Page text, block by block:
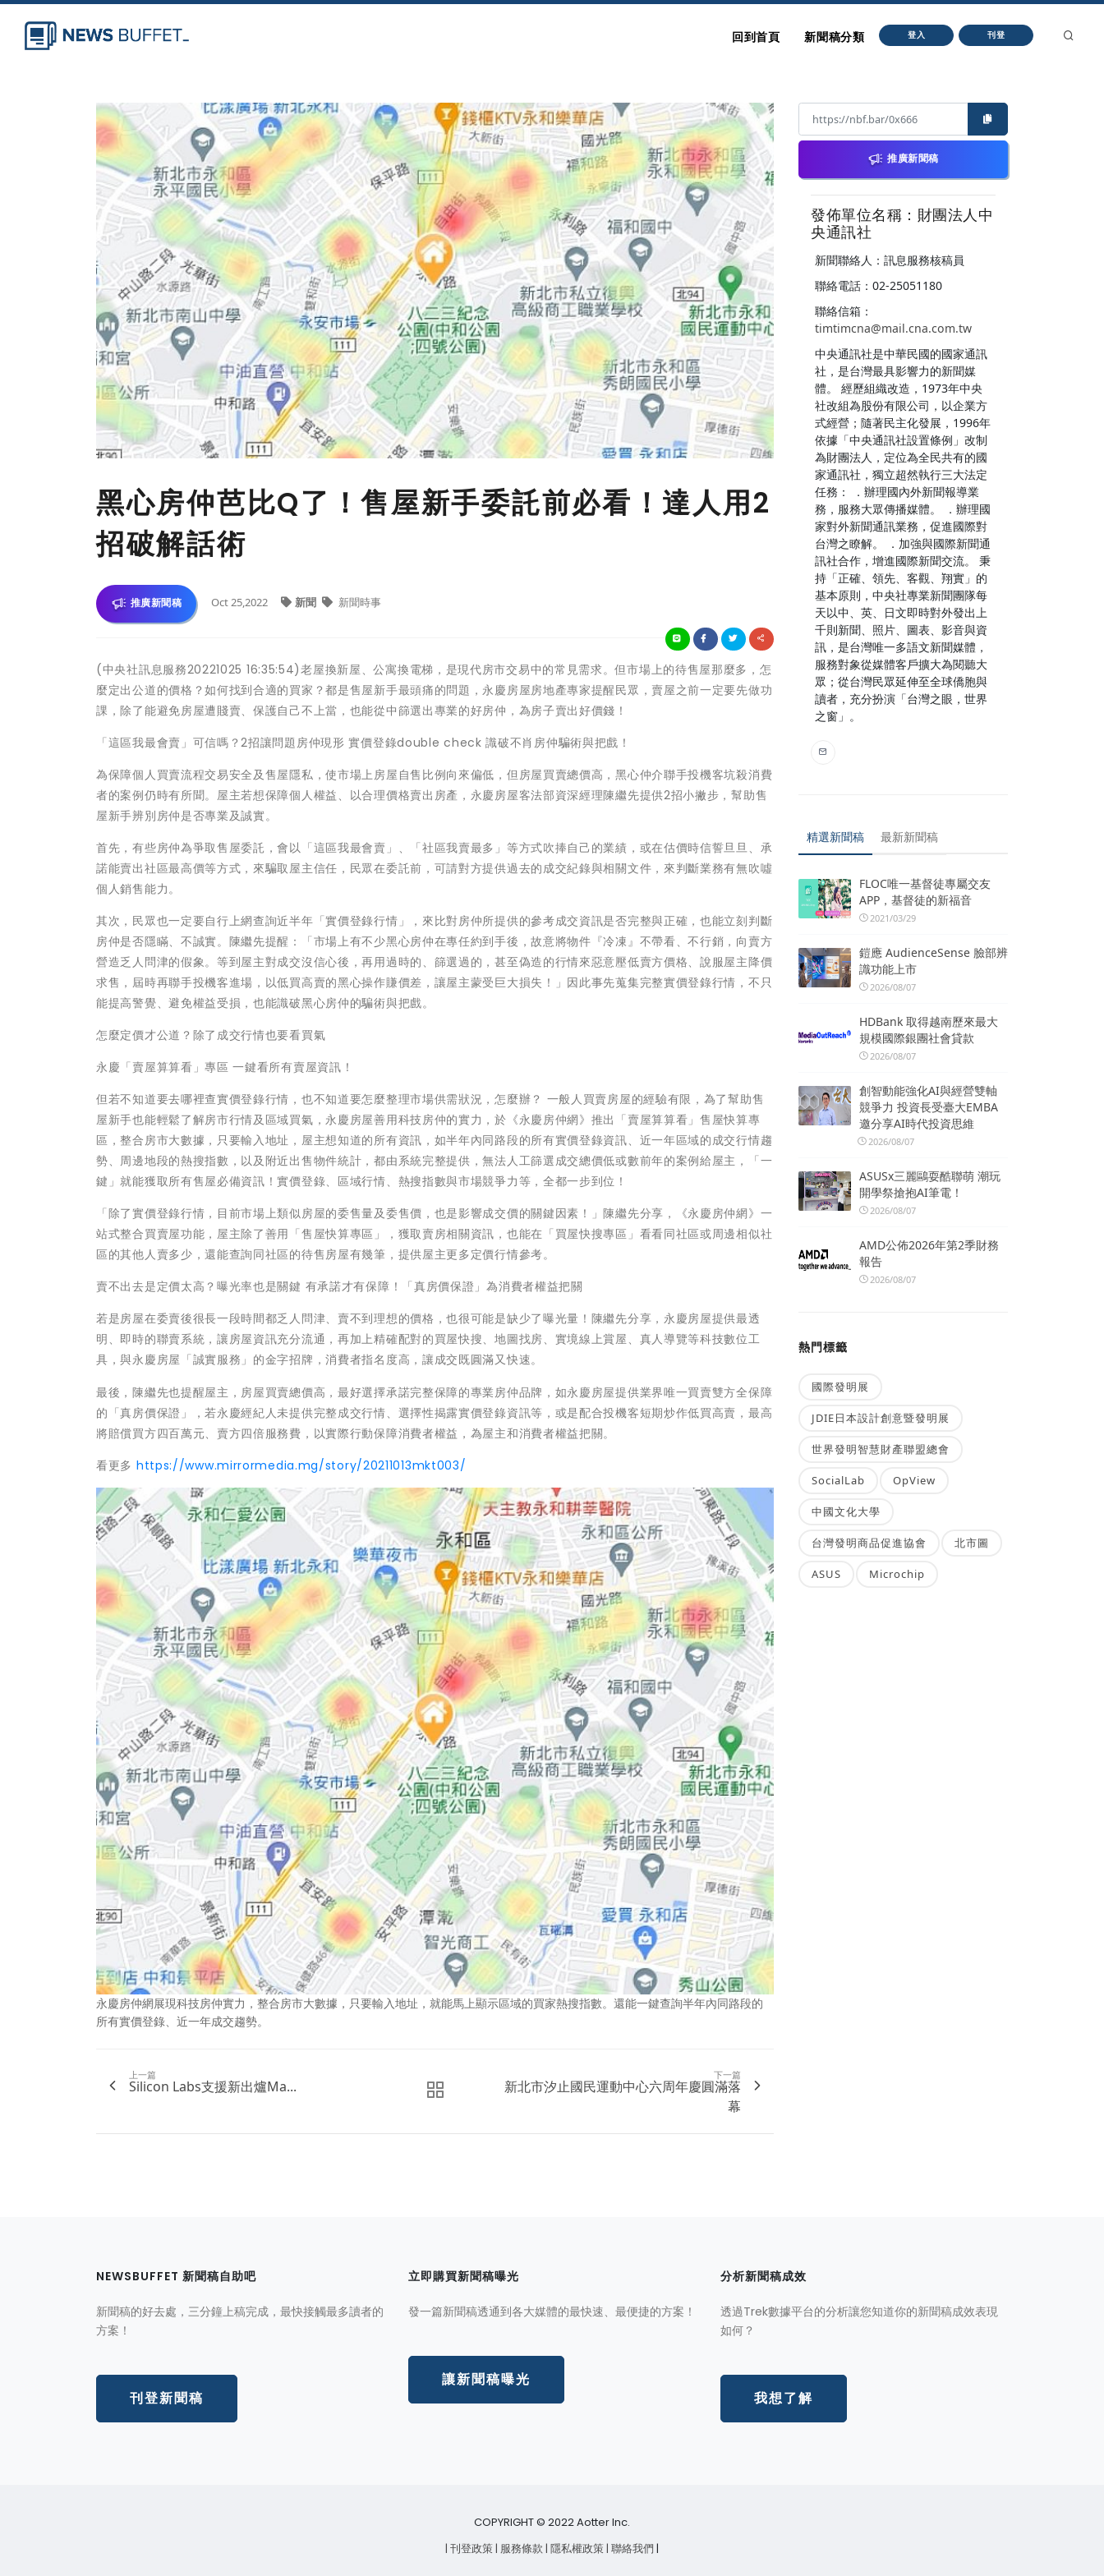
回到首頁 新聞稿分類 登入 刊登
黑心房仲芭比Q了！售屋新手委託前必看！達人用2
招破解話術
推廣新聞稿 Oct 25,2022 新聞 新聞時事
(中央社訊息服務20221025 16:35:54)老屋換新屋、公寓換電梯，是現代房市交易中的常見需求。但市場上的待售屋那麼多，怎
麼定出公道的價格？如何找到合適的買家？都是售屋新手最頭痛的問題，永慶房屋房地產專家提醒民眾，賣屋之前一定要先做功
課，除了能避免房屋遭賤賣、保護自己不上當，也能從中篩選出專業的好房仲，為房子賣出好價錢！
「這區我最會賣」可信嗎？2招讓問題房仲現形 實價登錄double check 識破不肖房仲騙術與把戲！
為保障個人買賣流程交易安全及售屋隱私，使市場上房屋自售比例向來偏低，但房屋買賣總價高，黑心仲介聯手投機客坑殺消費
者的案例仍時有所聞。屋主若想保障個人權益、以合理價格賣出房產，永慶房屋客法部資深經理陳繼先提供2招小撇步，幫助售
屋新手辨別房仲是否專業及誠實。
首先，有些房仲為爭取售屋委託，會以「這區我最會賣」、「社區我賣最多」等方式吹捧自己的業績，或在估價時信誓旦旦、承
諾能賣出社區最高價等方式，來騙取屋主信任，民眾在委託前，可請對方提供過去的成交紀錄與相關文件，來判斷業務有無吹噓
個人銷售能力。
其次，民眾也一定要自行上網查詢近半年「實價登錄行情」，來比對房仲所提供的參考成交資訊是否完整與正確，也能立刻判斷
房仲是否隱瞞、不誠實。陳繼先提醒：「市場上有不少黑心房仲在專任約到手後，故意將物件『冷凍』不帶看、不行銷，向賣方
營造乏人問津的假象。等到屋主對成交沒信心後，再用過時的、篩選過的，甚至偽造的行情來惡意壓低賣方價格、說服屋主降價
求售，屆時再聯手投機客進場，以低買高賣的黑心操作賺價差，讓屋主蒙受巨大損失！」因此事先蒐集完整實價登錄行情，不只
能提高警覺、避免權益受損，也能識破黑心房仲的騙術與把戲。
怎麼定價才公道？除了成交行情也要看買氣
永慶「賣屋算算看」專區 一鍵看所有賣屋資訊！
但若不知道要去哪裡查實價登錄行情，也不知道要怎麼整理市場供需狀況，怎麼辦？ 一般人買賣房屋的經驗有限，為了幫助售
屋新手也能輕鬆了解房市行情及區域買氣，永慶房屋善用科技房仲的實力，於《永慶房仲網》推出「賣屋算算看」售屋快算專
區，整合房市大數據，只要輸入地址，屋主想知道的所有資訊，如半年內同路段的所有實價登錄資訊、近一年區域的成交行情趨
勢、周邊地段的熱搜指數，以及附近出售物件統計，都由系統完整提供，無法人工篩選成交總價低或數前年的案例給屋主，「一
鍵」就能獲取所有售屋必備資訊！實價登錄、區域行情、熱搜指數與市場競爭力等，全都一步到位！
「除了實價登錄行情，目前市場上類似房屋的委售量及委售價，也是影響成交價的關鍵因素！」陳繼先分享，《永慶房仲網》一
站式整合買賣屋功能，屋主除了善用「售屋快算專區」，獲取賣房相關資訊，也能在「買屋快搜專區」看看同社區或周邊相似社
區的其他人賣多少，還能查詢同社區的待售房屋有幾筆，提供屋主更多定價行情參考。
賣不出去是定價太高？曝光率也是關鍵 有承諾才有保障！「真房價保證」為消費者權益把關
若是房屋在委賣後很長一段時間都乏人問津、賣不到理想的價格，也很可能是缺少了曝光量！陳繼先分享，永慶房屋提供最透
明、即時的聯賣系統，讓房屋資訊充分流通，再加上精確配對的買屋快搜、地圖找房、實境線上賞屋、真人導覽等科技數位工
具，與永慶房屋「誠實服務」的金字招牌，消費者指名度高，讓成交既圓滿又快速。
最後，陳繼先也提醒屋主，房屋買賣總價高，最好選擇承諾完整保障的專業房仲品牌，如永慶房屋提供業界唯一買賣雙方全保障
的「真房價保證」，若永慶經紀人未提供完整成交行情、選擇性揭露實價登錄資訊等，或是配合投機客短期炒作低買高賣，最高
將賠償買方四百萬元、賣方四倍服務費，以實際行動保障消費者權益，為屋主和消費者權益把關。
看更多 https://www.mirrormedia.mg/story/20211013mkt003/
永慶房仲網展現科技房仲實力，整合房市大數據，只要輸入地址，就能馬上顯示區域的買家熱搜指數。還能一鍵查詢半年內同路段的
所有實價登錄、近一年成交趨勢。
上一篇
Silicon Labs支援新出爐Ma...
下一篇
新北市汐止國民運動中心六周年慶圓滿落
幕
推廣新聞稿
發佈單位名稱：財團法人中
央通訊社
新聞聯絡人：訊息服務核稿員
聯絡電話：02-25051180
聯絡信箱：
timtimcna@mail.cna.com.tw
中央通訊社是中華民國的國家通訊
社，是台灣最具影響力的新聞媒
體。 經歷組織改造，1973年中央
社改組為股份有限公司，以企業方
式經營；隨著民主化發展，1996年
依據「中央通訊社設置條例」改制
為財團法人，定位為全民共有的國
家通訊社，獨立超然執行三大法定
任務： ．辦理國內外新聞報導業
務，服務大眾傳播媒體。 ．辦理國
家對外新聞通訊業務，促進國際對
台灣之瞭解。 ．加強與國際新聞通
訊社合作，增進國際新聞交流。 秉
持「正確、領先、客觀、翔實」的
基本原則，中央社專業新聞團隊每
天以中、英、日文即時對外發出上
千則新聞、照片、圖表、影音與資
訊，是台灣唯一多語文新聞媒體，
服務對象從媒體客戶擴大為閱聽大
眾；從台灣民眾延伸至全球僑胞與
讀者，充分扮演「台灣之眼，世界
之窗」。
精選新聞稿 最新新聞稿
FLOC唯一基督徒專屬交友
APP，基督徒的新福音
2021/03/29
鎧應 AudienceSense 臉部辨
識功能上市
2026/08/07
HDBank 取得越南歷來最大
規模國際銀團社會貸款
2026/08/07
創智動能強化AI與經營雙軸
競爭力 投資長受臺大EMBA
邀分享AI時代投資思維
2026/08/07
ASUSx三麗鷗耍酷聯萌 潮玩
開學祭搶抱AI筆電！
2026/08/07
AMD公佈2026年第2季財務
報告
2026/08/07
熱門標籤
國際發明展
JDIE日本設計創意暨發明展
世界發明智慧財產聯盟總會
SocialLab OpView
中國文化大學
台灣發明商品促進協會 北市圖
ASUS Microchip
NEWSBUFFET 新聞稿自助吧
新聞稿的好去處，三分鐘上稿完成，最快接觸最多讀者的
方案！
刊登新聞稿
立即購買新聞稿曝光
發一篇新聞稿透通到各大媒體的最快速、最便捷的方案！
讓新聞稿曝光
分析新聞稿成效
透過Trek數據平台的分析讓您知道你的新聞稿成效表現
如何？
我想了解
COPYRIGHT © 2022 Aotter Inc.
| 刊登政策| 服務條款 | 隱私權政策| 聯絡我們 |